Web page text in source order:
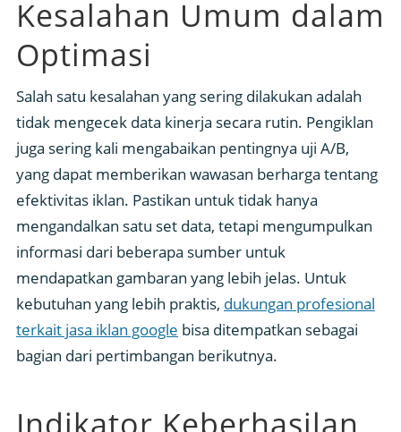
Kesalahan Umum dalam
Optimasi
Salah satu kesalahan yang sering dilakukan adalah
tidak mengecek data kinerja secara rutin. Pengiklan
juga sering kali mengabaikan pentingnya uji A/B,
yang dapat memberikan wawasan berharga tentang
efektivitas iklan. Pastikan untuk tidak hanya
mengandalkan satu set data, tetapi mengumpulkan
informasi dari beberapa sumber untuk
mendapatkan gambaran yang lebih jelas. Untuk
kebutuhan yang lebih praktis, dukungan profesional
terkait jasa iklan google bisa ditempatkan sebagai
bagian dari pertimbangan berikutnya.